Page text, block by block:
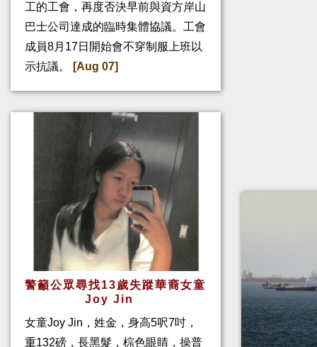
工的工會，再度否決早前與資方岸山
巴士公司達成的臨時集體協議。工會
成員8月17日開始會不穿制服上班以
示抗議。
[Aug 07]
警籲公眾尋找13歲失蹤華裔女童
Joy Jin
女童Joy Jin，姓金，身高5呎7吋，
重132磅，長黑髮，棕色眼睛，操普